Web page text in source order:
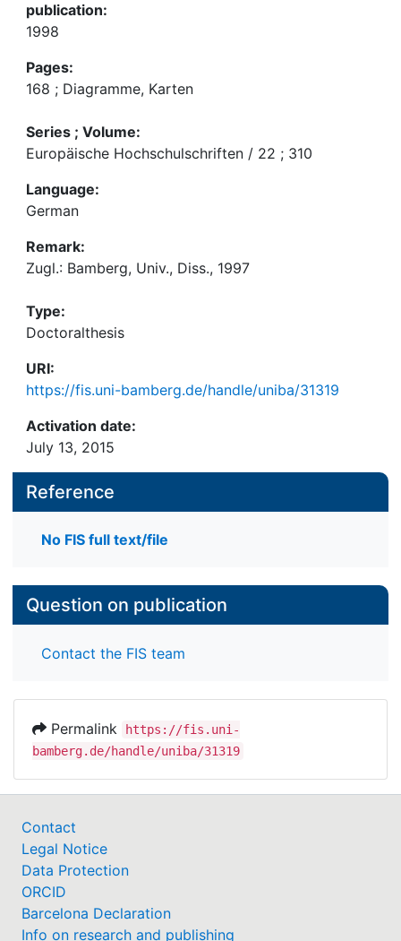
publication:
1998
Pages:
168 ; Diagramme, Karten
Series ; Volume:
Europäische Hochschulschriften / 22 ; 310
Language:
German
Remark:
Zugl.: Bamberg, Univ., Diss., 1997
Type:
Doctoralthesis
URI:
https://fis.uni-bamberg.de/handle/uniba/31319
Activation date:
July 13, 2015
Reference
No FIS full text/file
Question on publication
Contact the FIS team
Permalink
https://fis.uni-
bamberg.de/handle/uniba/31319
Contact
Legal Notice
Data Protection
ORCID
Barcelona Declaration
Info on research and publishing